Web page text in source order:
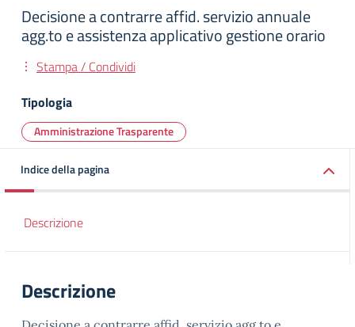
Decisione a contrarre affid. servizio annuale
agg.to e assistenza applicativo gestione orario
Stampa / Condividi
Tipologia
Amministrazione Trasparente
Indice della pagina
Descrizione
Descrizione